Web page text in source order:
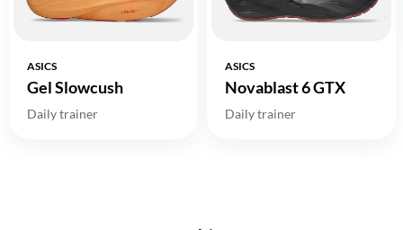
ASICS
Gel Slowcush
Daily trainer
ASICS
Novablast 6 GTX
Daily trainer